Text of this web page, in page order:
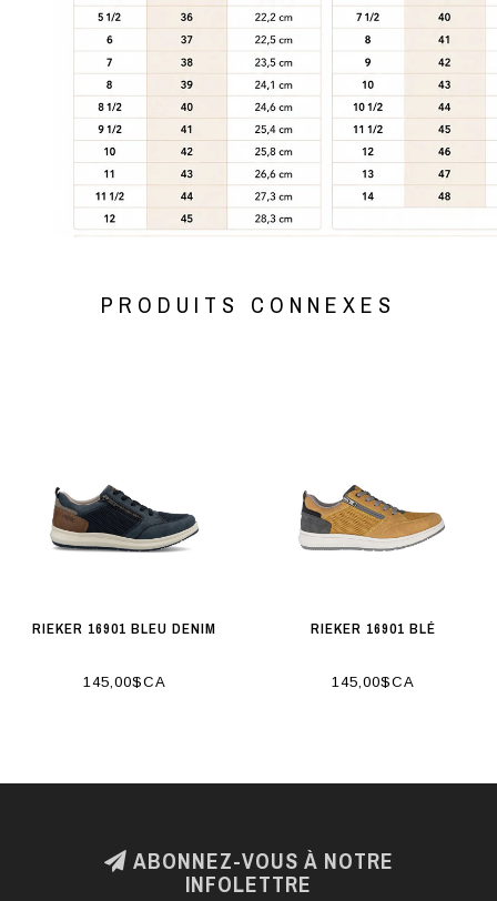
PRODUITS CONNEXES
RIEKER 16901 BLEU DENIM
145,00$CA
RIEKER 16901 BLÉ
145,00$CA
ABONNEZ-VOUS À NOTRE
INFOLETTRE